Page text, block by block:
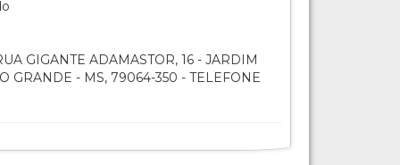
GIGANTE ADAMASTOR, 16 - JARDIM
GRANDE - MS, 79064-350 - TELEFONE